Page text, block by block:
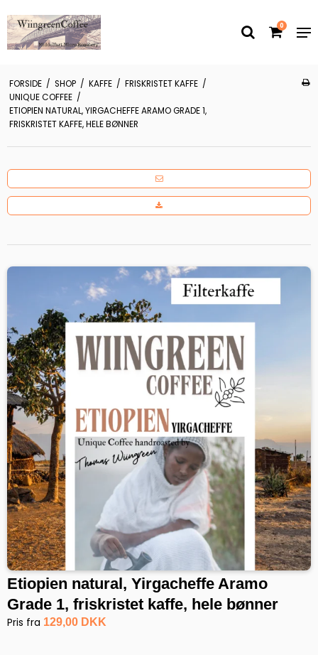
0
FORSIDE / SHOP / KAFFE / FRISKRISTET KAFFE /
UNIQUE COFFEE /
ETIOPIEN NATURAL, YIRGACHEFFE ARAMO GRADE 1,
FRISKRISTET KAFFE, HELE BØNNER
Etiopien natural, Yirgacheffe Aramo
Grade 1, friskristet kaffe, hele bønner
Pris fra 129,00 DKK